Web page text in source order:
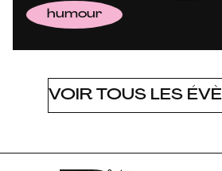
humour
VOIR TOUS LES